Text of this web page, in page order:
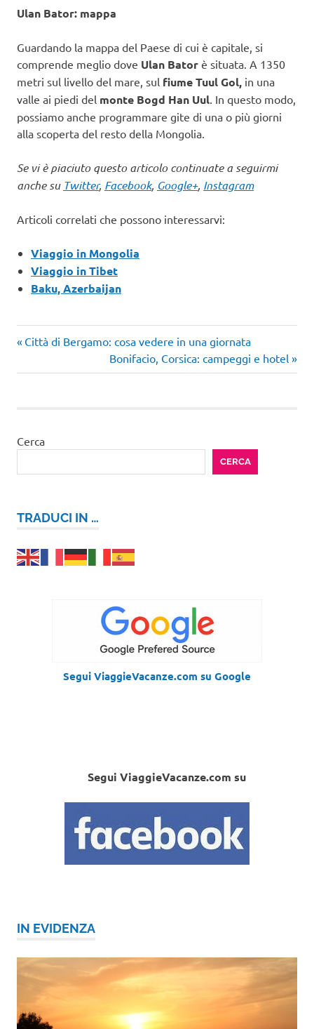
Ulan Bator: mappa
Guardando la mappa del Paese di cui è capitale, si
comprende meglio dove Ulan Bator è situata. A 1350
metri sul livello del mare, sul fiume Tuul Gol, in una
valle ai piedi del monte Bogd Han Uul . In questo modo,
possiamo anche programmare gite di una o più giorni
alla scoperta del resto della Mongolia.
Se vi è piaciuto questo articolo continuate a seguirmi
anche su Twitter, Facebook, Google+, Instagram
Articoli correlati che possono interessarvi:
Viaggio in Mongolia
Viaggio in Tibet
Baku, Azerbaijan
Navigazione
articoli
Articolo
Città di Bergamo: cosa vedere in una giornata
Articolo
successivo:
Bonifacio, Corsica: campeggi e hotel
Cerca
CERCA
TRADUCI IN …
Segui ViaggieVacanze.com su Google
Segui ViaggieVacanze.com su
IN EVIDENZA